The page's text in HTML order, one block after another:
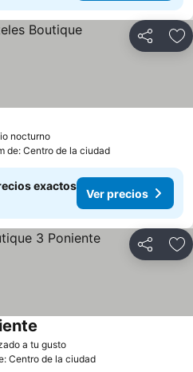
Compartir
nocturnoVer precios
de: Centro de la ciudad
exactos
Ver precios
Compartir
a tu gustoVer precios
Centro de la ciudad